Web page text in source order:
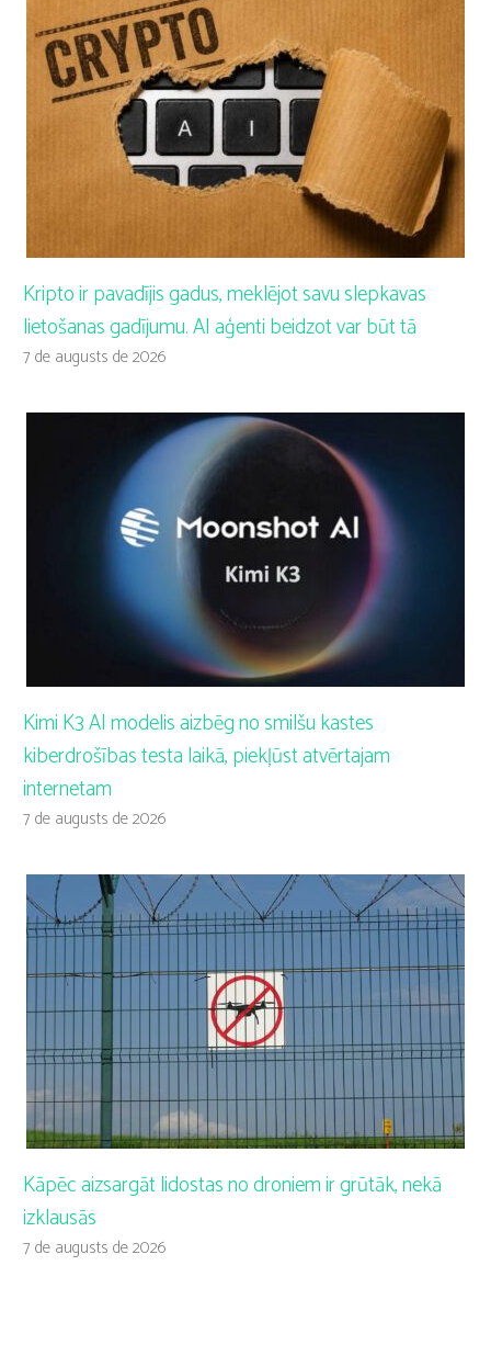
Kripto ir pavadījis gadus, meklējot savu slepkavas
lietošanas gadījumu. AI aģenti beidzot var būt tā
7 de augusts de 2026
Kimi K3 AI modelis aizbēg no smilšu kastes
kiberdrošības testa laikā, piekļūst atvērtajam
internetam
7 de augusts de 2026
Kāpēc aizsargāt lidostas no droniem ir grūtāk, nekā
izklausās
7 de augusts de 2026